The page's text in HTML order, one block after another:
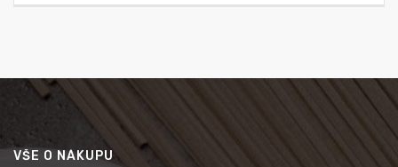
VŠE O NÁKUPU